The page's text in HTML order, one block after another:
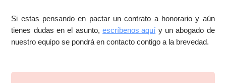
Si estas pensando en pactar un contrato a honorario y aún
tienes dudas en el asunto,escríbenos aquí y un abogado de
nuestro equipo se pondrá en contacto contigo a la brevedad.